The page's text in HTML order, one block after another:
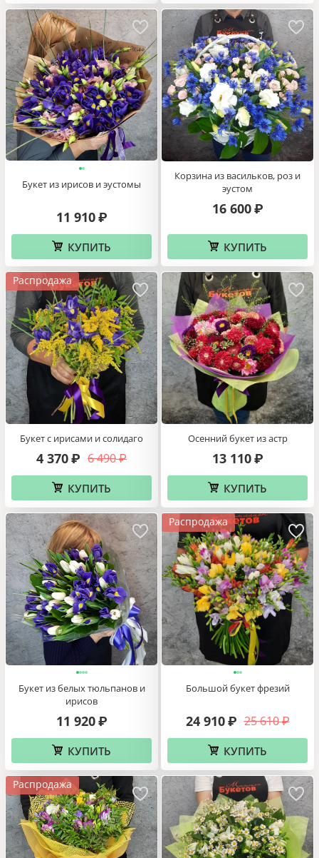
Букет из ирисов и эустомы
11 910 ₽
КУПИТЬ
Корзина из васильков, роз и
эустом
16 600 ₽
КУПИТЬ
Распродажа
Букет с ирисами и солидаго
6 490 ₽
4 370₽
КУПИТЬ
Осенний букет из астр
13 110 ₽
КУПИТЬ
Букет из белых тюльпанов и
ирисов
11 920 ₽
КУПИТЬ
Распродажа
Большой букет фрезий
25 610 ₽
24 910 ₽
КУПИТЬ
Распродажа